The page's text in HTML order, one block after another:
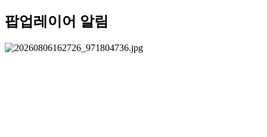
팝업레이어 알림